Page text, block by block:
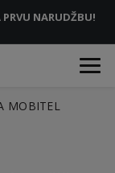
NARUDŽBU!
MOBITEL